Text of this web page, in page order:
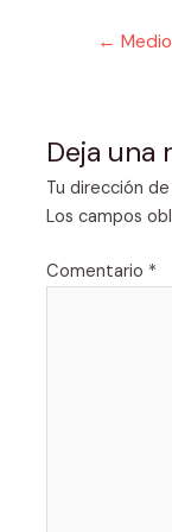
Navegación
←
Deja una
Tu dirección
Los campos
Comentario *